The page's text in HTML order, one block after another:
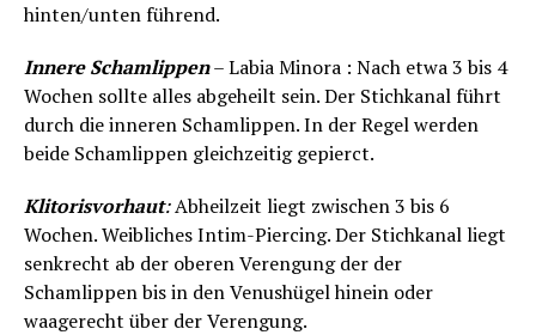
hinten/unten führend.
Innere Schamlippen– Labia Minora : Nach etwa 3 bis 4
Wochen sollte alles abgeheilt sein. Der Stichkanal führt
durch die inneren Schamlippen. In der Regel werden
beide Schamlippen gleichzeitig gepierct.
Klitorisvorhaut:Abheilzeit liegt zwischen 3 bis 6
Wochen. Weibliches Intim-Piercing. Der Stichkanal liegt
senkrecht ab der oberen Verengung der der
Schamlippen bis in den Venushügel hinein oder
waagerecht über der Verengung.